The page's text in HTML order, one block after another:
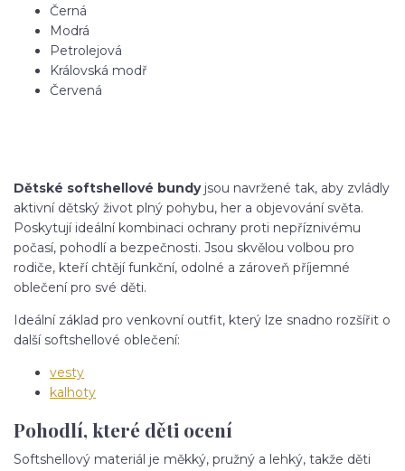
Černá
Modrá
Petrolejová
Královská modř
Červená
Dětské softshellové bundyjsou navržené tak, aby zvládly
aktivní dětský život plný pohybu, her a objevování světa.
Poskytují ideální kombinaci ochrany proti nepříznivému
počasí, pohodlí a bezpečnosti. Jsou skvělou volbou pro
rodiče, kteří chtějí funkční, odolné a zároveň příjemné
oblečení pro své děti.
Ideální základ pro venkovní outfit, který lze snadno rozšířit o
další softshellové oblečení:
vesty
kalhoty
Pohodlí, které děti ocení
Softshellový materiál je měkký, pružný a lehký, takže děti